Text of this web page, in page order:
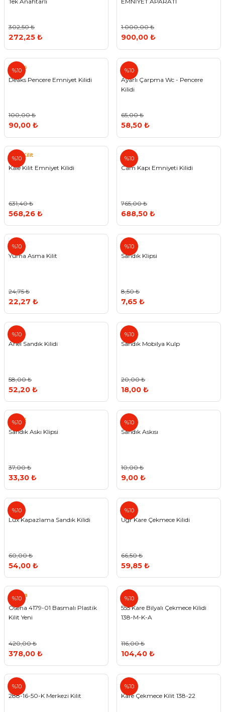
302,50 ₺
272,25 ₺
1.000,00 ₺
900,00 ₺
%10
Deaks
Deaks Pencere Emniyet Kilidi
100,00 ₺
90,00 ₺
%10
Ayarlı Çarpma Wc - Pencere
Kilidi
65,00 ₺
58,50 ₺
%10
Kale Kilit
Kale Kilit Emniyet Kilidi
631,40 ₺
568,26 ₺
%10
Cam Kapı Emniyeti Kilidi
765,00 ₺
688,50 ₺
%10
Yuma
Yuma Asma Kilit
24,75 ₺
22,27 ₺
%10
Sandık Klipsi
8,50 ₺
7,65 ₺
%10
Arıel
Arıel Sandık Kilidi
58,00 ₺
52,20 ₺
%10
Sandık Mobilya Kulp
20,00 ₺
18,00 ₺
%10
Canex
Sandık Askı Klipsi
37,00 ₺
33,30 ₺
%10
Sandık Askısı
10,00 ₺
9,00 ₺
%10
Lüx Kapazlama Sandık Kilidi
60,00 ₺
54,00 ₺
%10
Std
Ugr Kare Çekmece Kilidi
66,50 ₺
59,85 ₺
%10
Osena
Osena 4179-01 Basmalı Plastik
Kilit Yeni
420,00 ₺
378,00 ₺
%10
555
555 Kare Bilyalı Çekmece Kilidi
138-M-K-A
116,00 ₺
104,40 ₺
%10
Std
288-16-50-K Merkezi Kilit
%10
Kare Çekmece Kilit 138-22